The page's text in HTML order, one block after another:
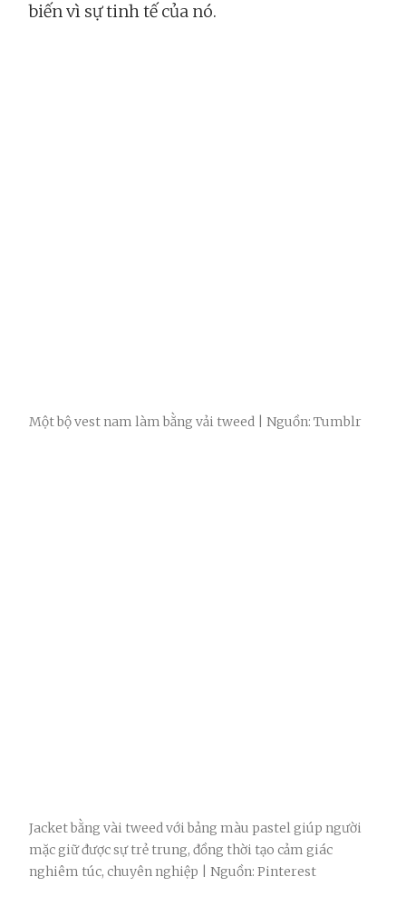
biến vì sự tinh tế của nó.
Một bộ vest nam làm bằng vải tweed | Nguồn: Tumblr
Jacket bằng vài tweed với bảng màu pastel giúp người
mặc giữ được sự trẻ trung, đồng thời tạo cảm giác
nghiêm túc, chuyên nghiệp | Nguồn: Pinterest